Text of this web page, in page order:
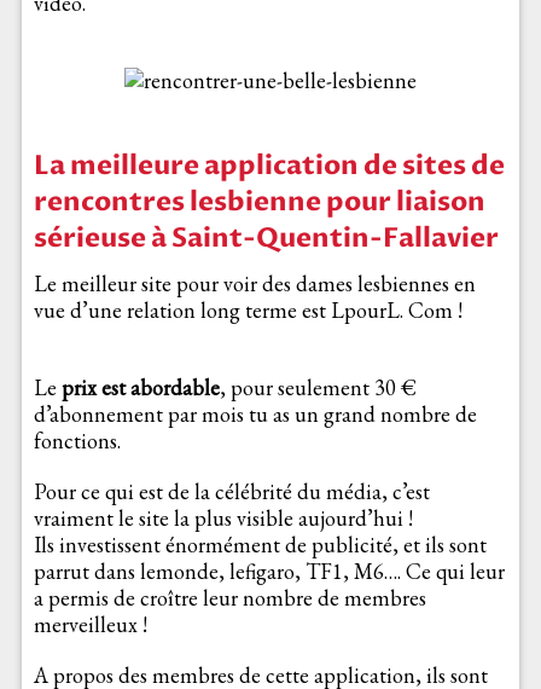
La meilleure application de sites de
rencontres lesbienne pour liaison
sérieuse à Saint-Quentin-Fallavier
Le meilleur site pour voir des dames lesbiennes en
vue d’une relation long terme est LpourL. Com !
Le prix est abordable, pour seulement 30 €
d’abonnement par mois tu as un grand nombre de
fonctions.
Pour ce qui est de la célébrité du média, c’est
vraiment le site la plus visible aujourd’hui !
Ils investissent énormément de publicité, et ils sont
parrut dans lemonde, lefigaro, TF1, M6…. Ce qui leur
a permis de croître leur nombre de membres
merveilleux !
A propos des membres de cette application, ils sont